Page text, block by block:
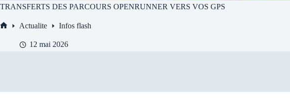
TRANSFERTS DES PARCOURS OPENRUNNER VERS VOS GPS
Actualite Infos flash
12 mai 2026